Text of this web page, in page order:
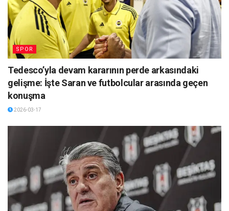
SPOR
Tedesco’yla devam kararının perde arkasındaki
gelişme: İşte Saran ve futbolcular arasında geçen
konuşma
2026-03-17